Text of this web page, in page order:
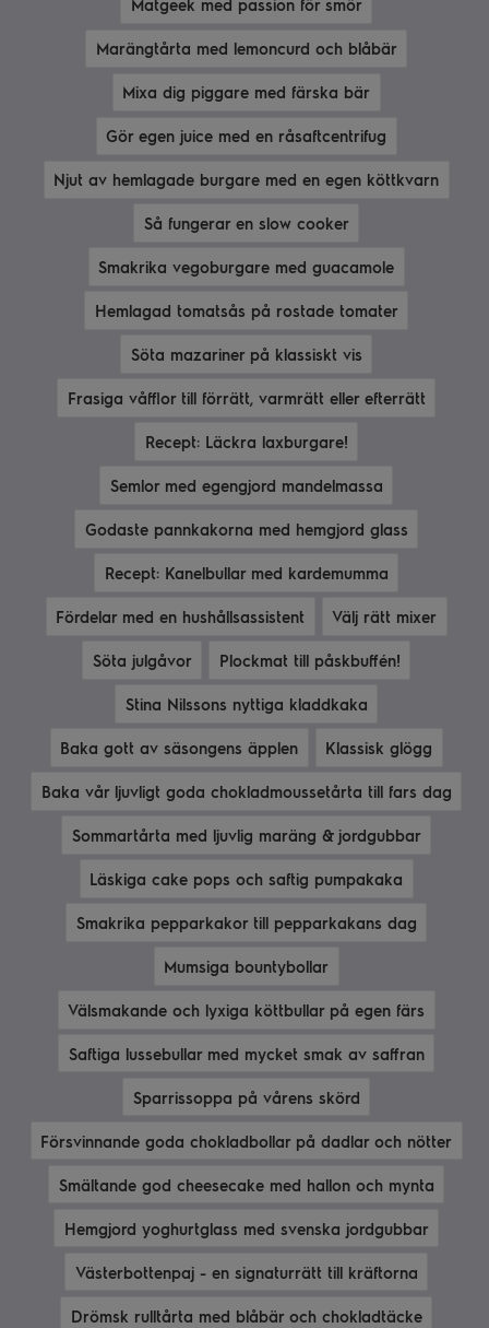
Matgeek med passion för smör
Marängtårta med lemoncurd och blåbär
Mixa dig piggare med färska bär
Gör egen juice med en råsaftcentrifug
Njut av hemlagade burgare med en egen köttkvarn
Så fungerar en slow cooker
Smakrika vegoburgare med guacamole
Hemlagad tomatsås på rostade tomater
Söta mazariner på klassiskt vis
Frasiga våfflor till förrätt, varmrätt eller efterrätt
Recept: Läckra laxburgare!
Semlor med egengjord mandelmassa
Godaste pannkakorna med hemgjord glass
Recept: Kanelbullar med kardemumma
Fördelar med en hushållsassistent Välj rätt mixer
Söta julgåvor Plockmat till påskbuffén!
Stina Nilssons nyttiga kladdkaka
Baka gott av säsongens äpplen Klassisk glögg
Baka vår ljuvligt goda chokladmoussetårta till fars dag
Sommartårta med ljuvlig maräng & jordgubbar
Läskiga cake pops och saftig pumpakaka
Smakrika pepparkakor till pepparkakans dag
Mumsiga bountybollar
Välsmakande och lyxiga köttbullar på egen färs
Saftiga lussebullar med mycket smak av saffran
Sparrissoppa på vårens skörd
Försvinnande goda chokladbollar på dadlar och nötter
Smältande god cheesecake med hallon och mynta
Hemgjord yoghurtglass med svenska jordgubbar
Västerbottenpaj - en signaturrätt till kräftorna
Drömsk rulltårta med blåbär och chokladtäcke